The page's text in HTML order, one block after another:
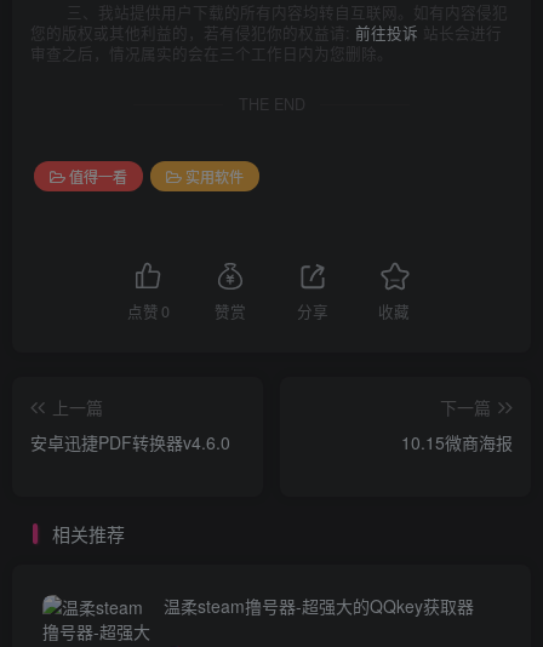
三、我站提供用户下载的所有内容均转自互联网。如有内容侵犯
您的版权或其他利益的，若有侵犯你的权益请: 前往投诉 站长会进行
审查之后，情况属实的会在三个工作日内为您删除。
THE END
值得一看 实用软件
点赞 0 赞赏 分享 收藏
上一篇
安卓迅捷PDF转换器v4.6.0
下一篇
10.15微商海报
相关推荐
温柔steam撸号器-超强大的QQkey获取器